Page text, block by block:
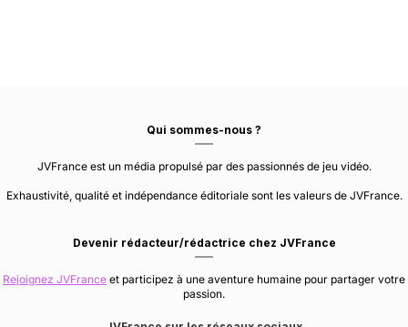
Qui sommes-nous ?
JVFrance est un média propulsé par des passionnés de jeu vidéo.
Exhaustivité, qualité et indépendance éditoriale sont les valeurs de JVFrance.
Devenir rédacteur/rédactrice chez JVFrance
Rejoignez JVFrance et participez à une aventure humaine pour partager votre
passion.